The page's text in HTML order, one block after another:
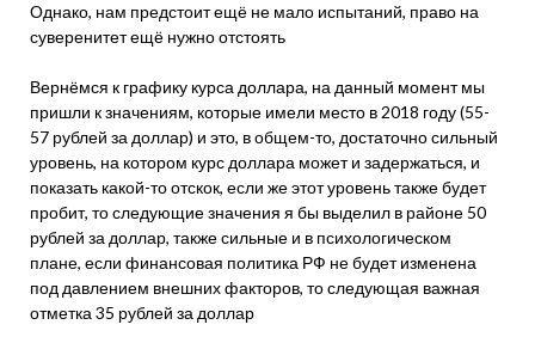
Однако, нам предстоит ещё не мало испытаний, право на
суверенитет ещё нужно отстоять
Вернёмся к графику курса доллара, на данный момент мы
пришли к значениям, которые имели место в 2018 году (55-
57 рублей за доллар) и это, в общем-то, достаточно сильный
уровень, на котором курс доллара может и задержаться, и
показать какой-то отскок, если же этот уровень также будет
пробит, то следующие значения я бы выделил в районе 50
рублей за доллар, также сильные и в психологическом
плане, если финансовая политика РФ не будет изменена
под давлением внешних факторов, то следующая важная
отметка 35 рублей за доллар